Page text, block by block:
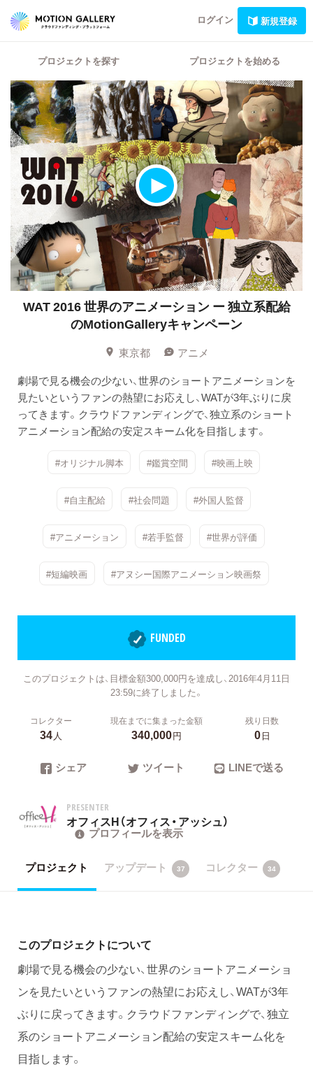
ログイン 新規登録
プロジェクトを探す プロジェクトを始める
WAT 2016 世界のアニメーション ー 独立系配給
のMotionGalleryキャンペーン
東京都
アニメ
劇場で見る機会の少ない、世界のショートアニメーションを
見たいというファンの熱望にお応えし、WATが3年ぶりに戻
ってきます。クラウドファンディングで、独立系のショート
アニメーション配給の安定スキーム化を目指します。
#オリジナル脚本 #鑑賞空間 #映画上映
#自主配給 #社会問題 #外国人監督
#アニメーション #若手監督 #世界が評価
#短編映画 #アヌシー国際アニメーション映画祭
FUNDED
このプロジェクトは、目標金額300,000円を達成し、2016年4月11日
23:59に終了しました。
コレクター
34人
現在までに集まった金額
340,000円
残り日数
0日
シェア ツイート LINEで送る
PRESENTER
オフィスH（オフィス・アッシュ）
プロフィールを表示
プロジェクト アップデート 37 コレクター 34
このプロジェクトについて
劇場で見る機会の少ない、世界のショートアニメーショ
ンを見たいというファンの熱望にお応えし、WATが3年
ぶりに戻ってきます。クラウドファンディングで、独立
系のショートアニメーション配給の安定スキーム化を
目指します。